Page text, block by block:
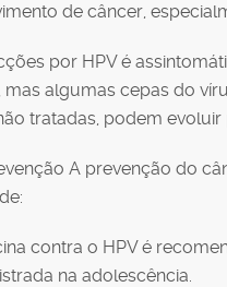
de câncer,
por HPV é
mas algumas cepas do
tratadas, podem evoluir
A prevenção do
contra o HPV é
na adolescência.